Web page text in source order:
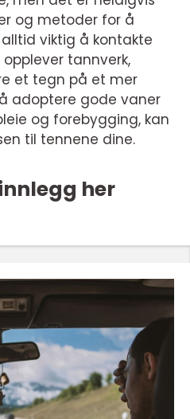
og metoder for å
viktig å kontakte
tannverk,
et tegn på et mer
adoptere gode vaner
og forebygging, kan
til tennene dine.
her